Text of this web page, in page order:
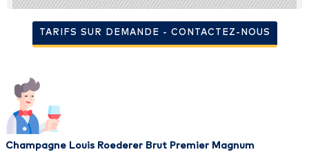
TARIFS SUR DEMANDE - CONTACTEZ-NOUS
Champagne Louis Roederer Brut Premier Magnum